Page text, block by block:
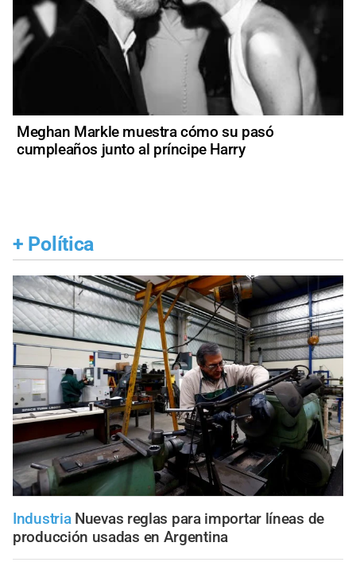
Meghan Markle muestra cómo su pasó
cumpleaños junto al príncipe Harry
+ Política
Industria Nuevas reglas para importar líneas de
producción usadas en Argentina